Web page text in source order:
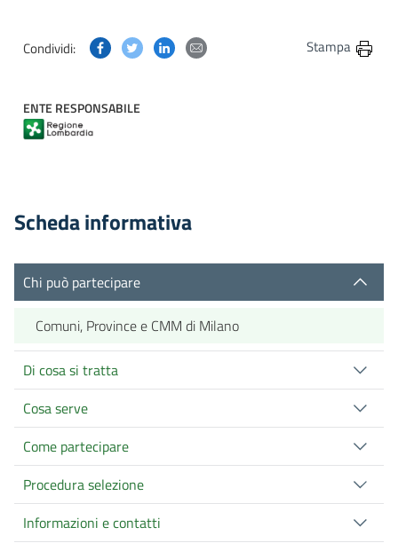
Condividi: Condividi questa pagina su Facebook
Condividi questa pagina su Twitter
Condividi questa pagina su Linkedin
Condividi questa pagina via
Stampa
ENTE RESPONSABILE
Scheda informativa
Chi può partecipare
Comuni, Province e CMM di Milano
Di cosa si tratta
Cosa serve
Come partecipare
Procedura selezione
Informazioni e contatti